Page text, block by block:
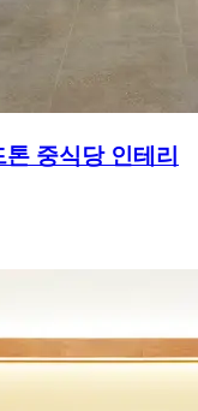
중식당 인테리